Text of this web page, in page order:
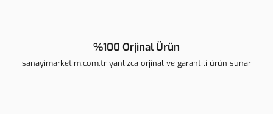
%100 Orjinal Ürün
sanayimarketim.com.tr yanlızca orjinal ve garantili ürün sunar